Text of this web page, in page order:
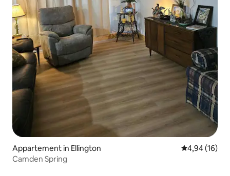
Appartement in Ellington Gemiddelde
4,94 (16)
Camden Spring